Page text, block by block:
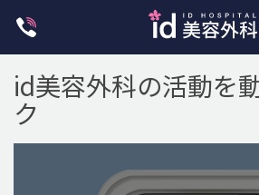
id美容外科の活動を
ク